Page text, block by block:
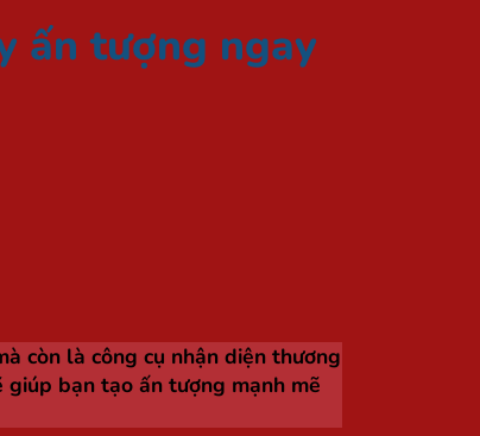
ấn tượng ngay
còn là công cụ nhận diện thương
bạn tạo ấn tượng mạnh mẽ